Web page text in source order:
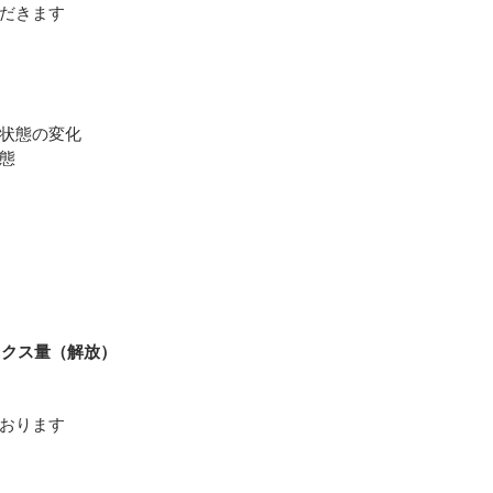
きます
態の変化
ス量（解放）
ります